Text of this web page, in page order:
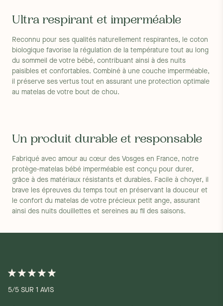
Ultra respirant et imperméable
Reconnu pour ses qualités naturellement respirantes, le coton
biologique favorise la régulation de la température tout au long
du sommeil de votre bébé, contribuant ainsi à des nuits
paisibles et confortables. Combiné à une couche imperméable,
il préserve ses vertus tout en assurant une protection optimale
au matelas de votre bout de chou.
Un produit durable et responsable
Fabriqué avec amour au cœur des Vosges en France, notre
protège-matelas bébé imperméable est conçu pour durer,
grâce à des matériaux résistants et durables. Facile à choyer, il
brave les épreuves du temps tout en préservant la douceur et
le confort du matelas de votre précieux petit ange, assurant
ainsi des nuits douillettes et sereines au fil des saisons.
5/5 SUR 1 AVIS